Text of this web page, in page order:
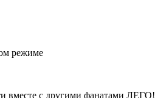
режиме
вместе с другими фанатами ЛЕГО!